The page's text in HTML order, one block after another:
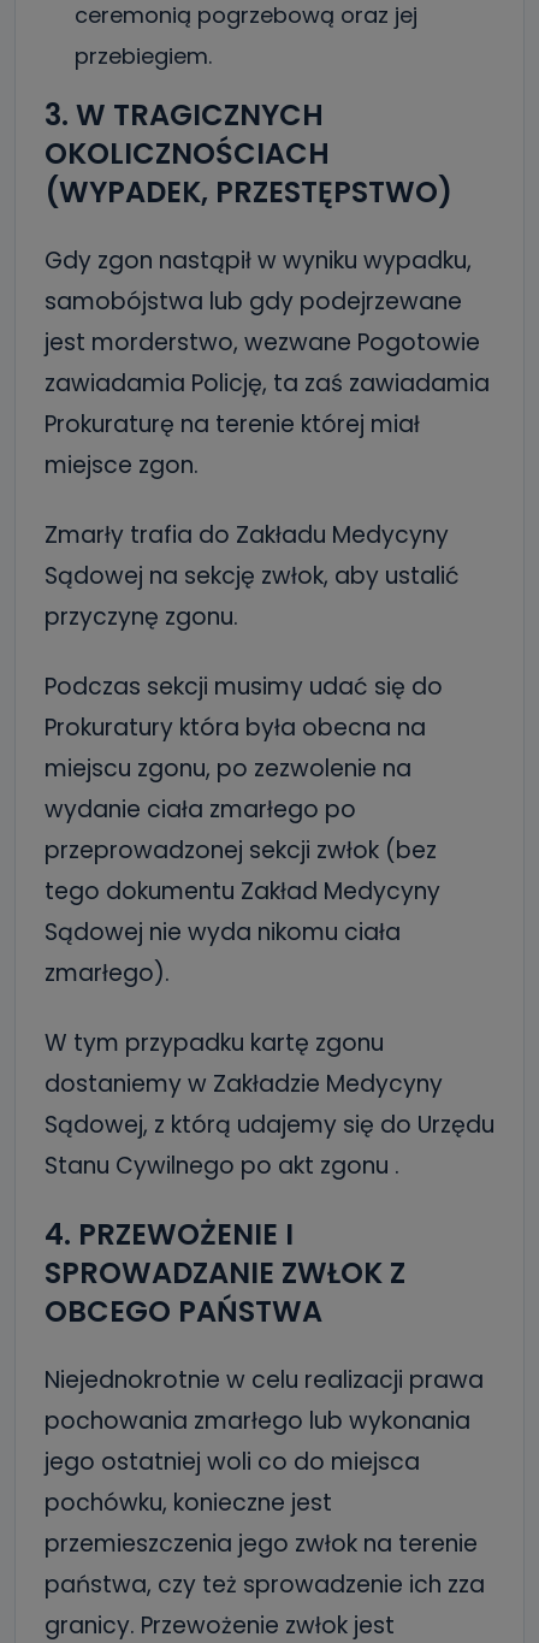
ceremonią pogrzebową oraz jej
przebiegiem.
3. W TRAGICZNYCH
OKOLICZNOŚCIACH
(WYPADEK, PRZESTĘPSTWO)
Gdy zgon nastąpił w wyniku wypadku,
samobójstwa lub gdy podejrzewane
jest morderstwo, wezwane Pogotowie
zawiadamia Policję, ta zaś zawiadamia
Prokuraturę na terenie której miał
miejsce zgon.
Zmarły trafia do Zakładu Medycyny
Sądowej na sekcję zwłok, aby ustalić
przyczynę zgonu.
Podczas sekcji musimy udać się do
Prokuratury która była obecna na
miejscu zgonu, po zezwolenie na
wydanie ciała zmarłego po
przeprowadzonej sekcji zwłok (bez
tego dokumentu Zakład Medycyny
Sądowej nie wyda nikomu ciała
zmarłego).
W tym przypadku kartę zgonu
dostaniemy w Zakładzie Medycyny
Sądowej, z którą udajemy się do Urzędu
Stanu Cywilnego po akt zgonu .
4. PRZEWOŻENIE I
SPROWADZANIE ZWŁOK Z
OBCEGO PAŃSTWA
Niejednokrotnie w celu realizacji prawa
pochowania zmarłego lub wykonania
jego ostatniej woli co do miejsca
pochówku, konieczne jest
przemieszczenia jego zwłok na terenie
państwa, czy też sprowadzenie ich zza
granicy. Przewożenie zwłok jest